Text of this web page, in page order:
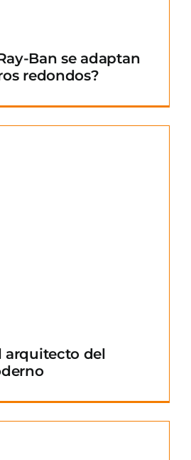
Ban se adaptan
redondos?
arquitecto del